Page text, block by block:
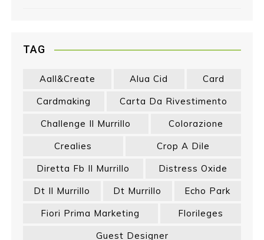
TAG
Aall&create Alua Cid
Card
Cardmaking
Carta Da Rivestimento
Challenge Il Murrillo
Colorazione
Crealies
Crop A Dile
Diretta Fb Il Murrillo
Distress Oxide
Dt Il Murrillo
Dt Murrillo
Echo Park
Fiori Prima Marketing
Florileges
Guest Designer